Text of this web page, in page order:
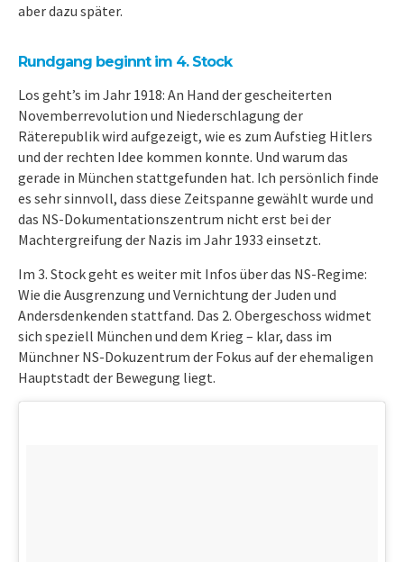
aber dazu später.
Rundgang beginnt im 4. Stock
Los geht’s im Jahr 1918: An Hand der gescheiterten
Novemberrevolution und Niederschlagung der
Räterepublik wird aufgezeigt, wie es zum Aufstieg Hitlers
und der rechten Idee kommen konnte. Und warum das
gerade in München stattgefunden hat. Ich persönlich finde
es sehr sinnvoll, dass diese Zeitspanne gewählt wurde und
das NS-Dokumentationszentrum nicht erst bei der
Machtergreifung der Nazis im Jahr 1933 einsetzt.
Im 3. Stock geht es weiter mit Infos über das NS-Regime:
Wie die Ausgrenzung und Vernichtung der Juden und
Andersdenkenden stattfand. Das 2. Obergeschoss widmet
sich speziell München und dem Krieg – klar, dass im
Münchner NS-Dokuzentrum der Fokus auf der ehemaligen
Hauptstadt der Bewegung liegt.